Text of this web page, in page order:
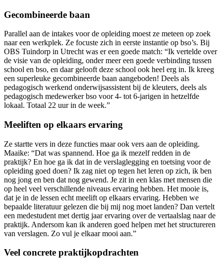
Gecombineerde baan
Parallel aan de intakes voor de opleiding moest ze meteen op zoek
naar een werkplek. Ze focuste zich in eerste instantie op bso’s. Bij
OBS Tuindorp in Utrecht was er een goede match: “Ik vertelde over
de visie van de opleiding, onder meer een goede verbinding tussen
school en bso, en daar gelooft deze school ook heel erg in. Ik kreeg
een superleuke gecombineerde baan aangeboden! Deels als
pedagogisch werkend onderwijsassistent bij de kleuters, deels als
pedagogisch medewerker bso voor 4- tot 6-jarigen in hetzelfde
lokaal. Totaal 22 uur in de week.”
Meeliften op elkaars ervaring
Ze startte vers in deze functies maar ook vers aan de opleiding.
Maaike: “Dat was spannend. Hoe ga ik mezelf redden in de
praktijk? En hoe ga ik dat in de verslaglegging en toetsing voor de
opleiding goed doen? Ik zag niet op tegen het leren op zich, ik ben
nog jong en ben dat nog gewend. Je zit in een klas met mensen die
op heel veel verschillende niveaus ervaring hebben. Het mooie is,
dat je in de lessen echt meelift op elkaars ervaring. Hebben we
bepaalde literatuur gelezen die bij mij nog moet landen? Dan vertelt
een medestudent met dertig jaar ervaring over de vertaalslag naar de
praktijk. Andersom kan ik anderen goed helpen met het structureren
van verslagen. Zo vul je elkaar mooi aan.”
Veel concrete praktijkopdrachten